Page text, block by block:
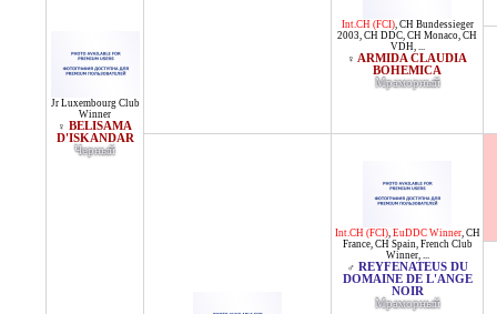
Jr Luxembourg Club
Winner
♀ BELISAMA
D'ISKANDAR
Черный
Int.CH (FCI), CH Bundessieger
2003, CH DDC, CH Monaco, CH
VDH, ...
♀ ARMIDA CLAUDIA
BOHEMICA
Мраморный
Int.CH (FCI), EuDDC Winner, CH
France, CH Spain, French Club
Winner, ...
♂ REYFENATEUS DU
DOMAINE DE L'ANGE
NOIR
Мраморный